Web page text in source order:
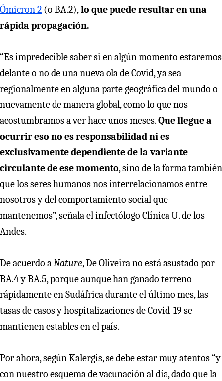
Ómicron 2 (o BA.2), lo que puede resultar en una
rápida propagación.
“Es impredecible saber si en algún momento estaremos
delante o no de una nueva ola de Covid, ya sea
regionalmente en alguna parte geográfica del mundo o
nuevamente de manera global, como lo que nos
acostumbramos a ver hace unos meses.Que llegue a
ocurrir eso no es responsabilidad ni es
exclusivamente dependiente de la variante
circulante de ese momento, sino de la forma también
que los seres humanos nos interrelacionamos entre
nosotros y del comportamiento social que
mantenemos”, señala el infectólogo Clínica U. de los
Andes.
De acuerdo a Nature, De Oliveira no está asustado por
BA.4 y BA.5, porque aunque han ganado terreno
rápidamente en Sudáfrica durante el último mes, las
tasas de casos y hospitalizaciones de Covid-19 se
mantienen estables en el país.
Por ahora, según Kalergis, se debe estar muy atentos “y
con nuestro esquema de vacunación al día, dado que la